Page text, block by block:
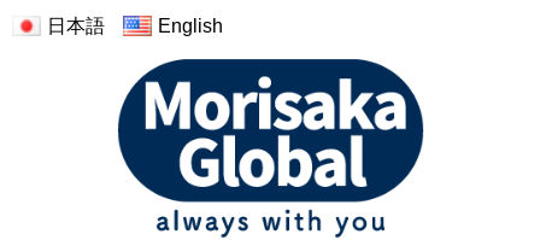
日本語 English